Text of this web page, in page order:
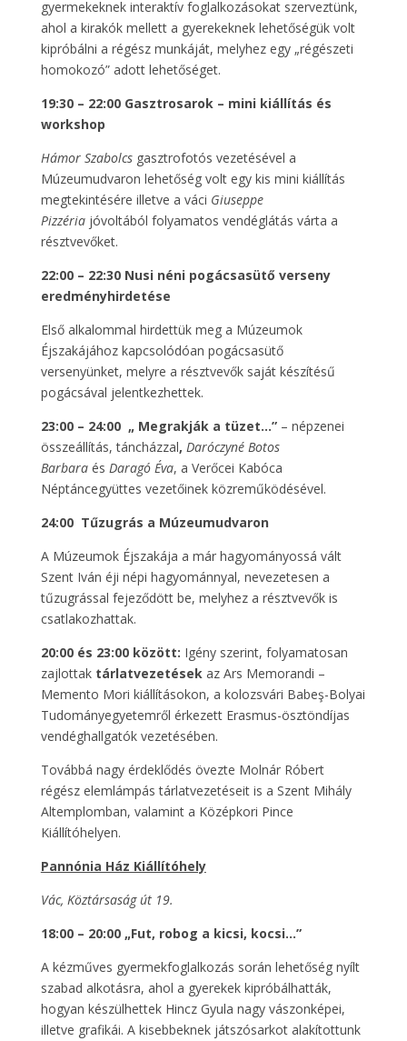
gyermekeknek interaktív foglalkozásokat szerveztünk,
ahol a kirakók mellett a gyerekeknek lehetőségük volt
kipróbálni a régész munkáját, melyhez egy „régészeti
homokozó” adott lehetőséget.
19:30 – 22:00 Gasztrosarok – mini kiállítás és
workshop
Hámor Szabolcsgasztrofotós vezetésével a
Múzeumudvaron lehetőség volt egy kis mini kiállítás
megtekintésére illetve a váci Giuseppe
Pizzériajóvoltából folyamatos vendéglátás várta a
résztvevőket.
22:00 – 22:30 Nusi néni pogácsasütő verseny
eredményhirdetése
Első alkalommal hirdettük meg a Múzeumok
Éjszakájához kapcsolódóan pogácsasütő
versenyünket, melyre a résztvevők saját készítésű
pogácsával jelentkezhettek.
23:00 – 24:00 „ Megrakják a tüzet…” – népzenei
összeállítás, táncházzal, Daróczyné Botos
Barbaraés Daragó Éva, a Verőcei Kabóca
Néptáncegyüttes vezetőinek közreműködésével.
24:00 Tűzugrás a Múzeumudvaron
A Múzeumok Éjszakája a már hagyományossá vált
Szent Iván éji népi hagyománnyal, nevezetesen a
tűzugrással fejeződött be, melyhez a résztvevők is
csatlakozhattak.
20:00 és 23:00 között: Igény szerint, folyamatosan
zajlottaktárlatvezetések az Ars Memorandi –
Memento Mori kiállításokon, a kolozsvári Babeş-Bolyai
Tudományegyetemről érkezett Erasmus-ösztöndíjas
vendéghallgatók vezetésében.
Továbbá nagy érdeklődés övezte Molnár Róbert
régész elemlámpás tárlatvezetéseit is a Szent Mihály
Altemplomban, valamint a Középkori Pince
Kiállítóhelyen.
Pannónia Ház Kiállítóhely
Vác, Köztársaság út 19.
18:00 – 20:00 „Fut, robog a kicsi, kocsi…”
A kézműves gyermekfoglalkozás során lehetőség nyílt
szabad alkotásra, ahol a gyerekek kipróbálhatták,
hogyan készülhettek Hincz Gyula nagy vászonképei,
illetve grafikái. A kisebbeknek játszósarkot alakítottunk